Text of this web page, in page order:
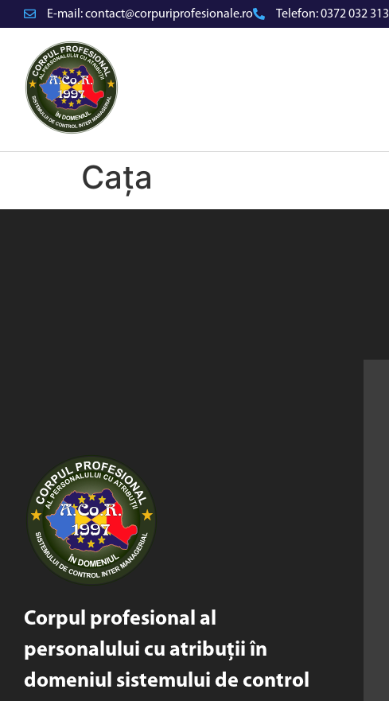
E-mail:contact@corpuriprofesionale.ro Telefon:0372 032 313
Cața
Corpul profesional al
personalului cu atribuții în
domeniul sistemului de control